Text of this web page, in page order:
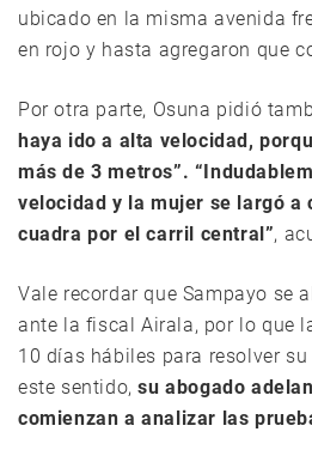
ubicado en la misma avenida
en rojo y hasta agregaron que
Por otra parte, Osuna pidió
haya ido a alta velocidad,
más de 3 metros”.
velocidad y la mujer se largó a
cuadra por el carril central”,
Vale recordar que Sampayo se
ante la fiscal Airala, por lo que
10 días hábiles para resolver
este sentido,su abogado
comienzan a analizar las